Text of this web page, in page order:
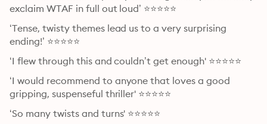
exclaim WTAF in full out loud’ ⭐⭐⭐⭐⭐
‘Tense, twisty themes lead us to a very surprising
ending!’ ⭐⭐⭐⭐⭐
‘I flew through this and couldn’t get enough' ⭐⭐⭐⭐⭐
‘I would recommend to anyone that loves a good
gripping, suspenseful thriller' ⭐⭐⭐⭐⭐
‘So many twists and turns' ⭐⭐⭐⭐⭐